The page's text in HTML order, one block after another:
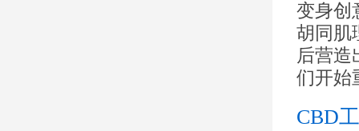
变身
胡同肌
后营造
们开始
CBD